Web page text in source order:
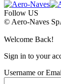
Follow US
© Aero-Naves
Welcome Back!
Sign in to your
Username or